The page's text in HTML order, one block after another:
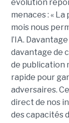
évolution
menaces : «
mois nous
l’IA.
davantage de
de publication
rapide pour
adversaires.
direct de nos
des capacités